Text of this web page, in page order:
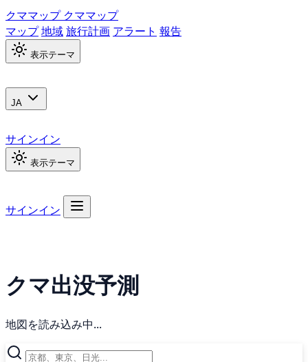
クママップ クママップ
マップ地域旅行計画 アラート 報告
表示テーマ
JA
サインイン
表示テーマ
サインイン
クマ出没予測
地図を読み込み中...